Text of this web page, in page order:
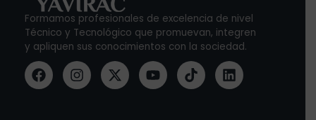
Formamos profesionales de excelencia de nivel
Técnico y Tecnológico que promuevan, integren
y apliquen sus conocimientos con la sociedad.